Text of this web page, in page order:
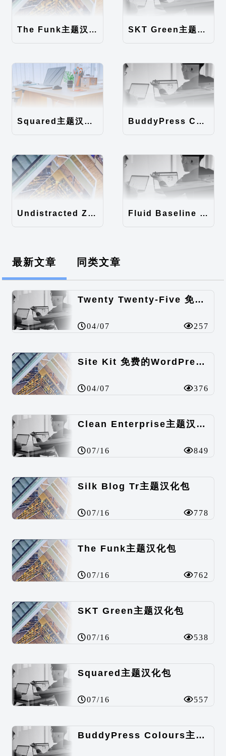
The Funk主题汉化包 SKT Green主题汉化包
Squared主题汉化包 BuddyPress Colours主题汉化包
Undistracted Zen主题汉化包 Fluid Baseline Grid主题汉化包
最新文章 同类文章
Twenty Twenty-Five 免费的WordPress内容主题
04/07 257
Site Kit 免费的WordPress数据统计插件
04/07 376
Clean Enterprise主题汉化包
07/16 849
Silk Blog Tr主题汉化包
07/16 778
The Funk主题汉化包
07/16 762
SKT Green主题汉化包
07/16 538
Squared主题汉化包
07/16 557
BuddyPress Colours主题汉化包